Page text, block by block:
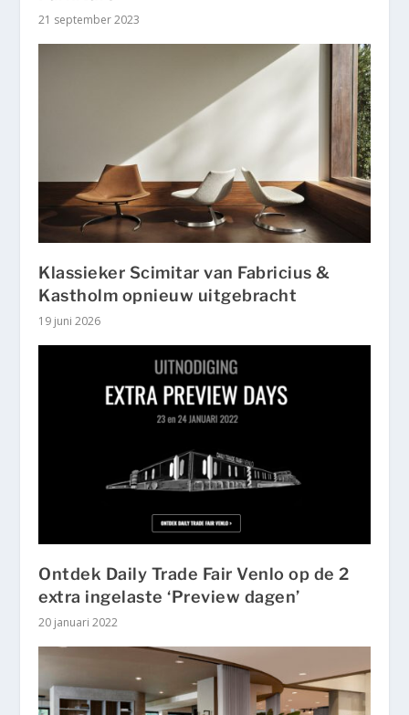
21 september 2023
Klassieker Scimitar van Fabricius &
Kastholm opnieuw uitgebracht
19 juni 2026
Ontdek Daily Trade Fair Venlo op de 2
extra ingelaste ‘Preview dagen’
20 januari 2022